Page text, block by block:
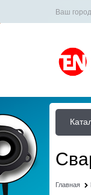
Ваш
Главная